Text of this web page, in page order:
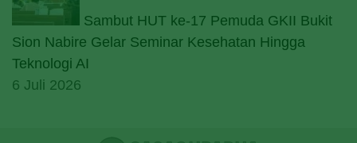
Sambut HUT ke-17 Pemuda GKII Bukit
Sion Nabire Gelar Seminar Kesehatan Hingga
Teknologi AI
6 Juli 2026